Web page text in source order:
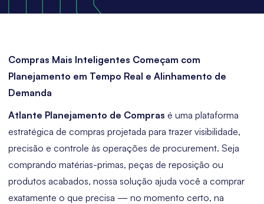
Compras Mais Inteligentes Começam com
Planejamento em Tempo Real e Alinhamento de
Demanda
Atlante Planejamento de Compras é uma plataforma
estratégica de compras projetada para trazer visibilidade,
precisão e controle às operações de procurement. Seja
comprando matérias-primas, peças de reposição ou
produtos acabados, nossa solução ajuda você a comprar
exatamente o que precisa — no momento certo, na